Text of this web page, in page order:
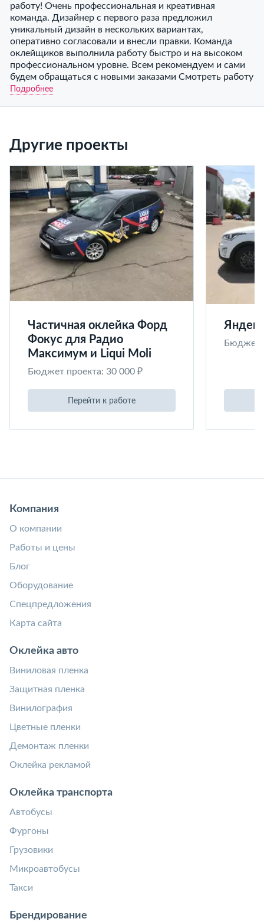
работу! Очень профессиональная и креативная
команда. Дизайнер с первого раза предложил
уникальный дизайн в нескольких вариантах,
оперативно согласовали и внесли правки. Команда
оклейщиков выполнила работу быстро и на высоком
профессиональном уровне. Всем рекомендуем и сами
будем обращаться с новыми заказами Смотреть работу
Подробнее
Другие проекты
Частичная оклейка Форд
Фокус для Радио
Максимум и Liqui Moli
Бюджет проекта: 30 000 ₽
Перейти к работе
Бюджет
Компания
О компании
Работы и цены
Блог
Оборудование
Спецпредложения
Карта сайта
Оклейка авто
Виниловая пленка
Защитная пленка
Винилография
Цветные пленки
Демонтаж пленки
Оклейка рекламой
Оклейка транспорта
Автобусы
Фургоны
Грузовики
Микроавтобусы
Такси
Брендирование